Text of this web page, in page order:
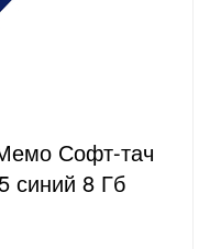
Софт-тач
синий 8 Гб